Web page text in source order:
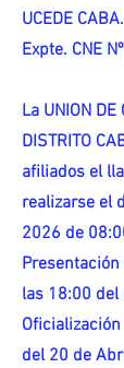
UCEDE CABA.
Expte. CNE
La UNION DE
DISTRITO
afiliados el
realizarse el
2026 de
las 18:00
del 20 de